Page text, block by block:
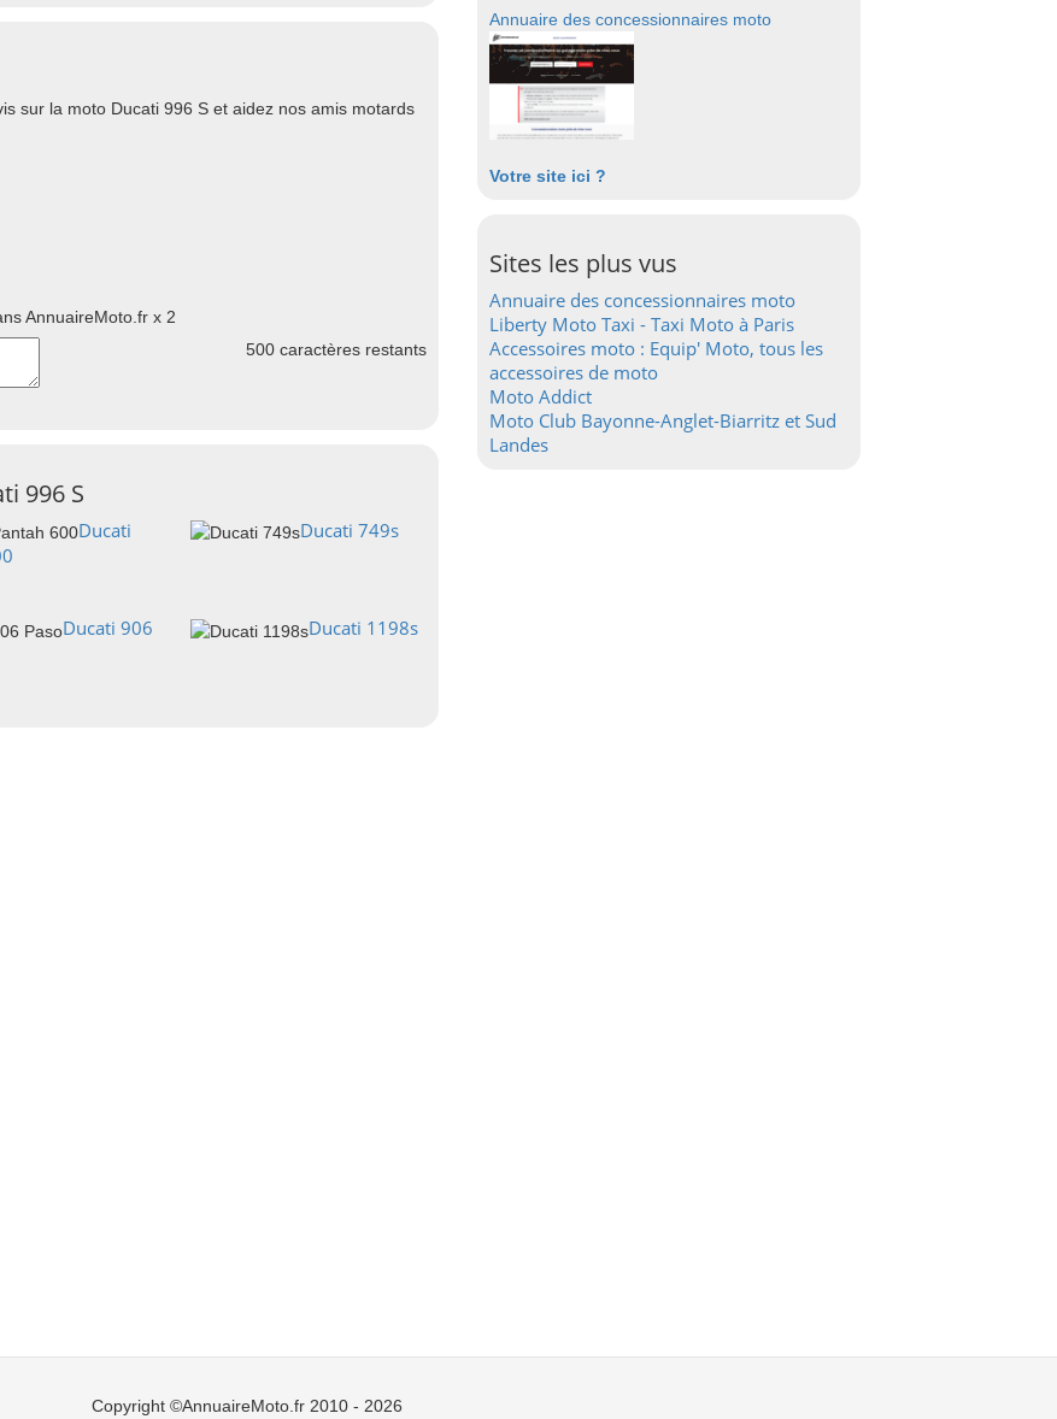
sur la moto Ducati 996 S et aidez nos amis motards
AnnuaireMoto.fr x 2
500 caractères restants
996 S
Ducati
Ducati 749s
Ducati 906
Ducati 1198s
Annuaire des concessionnaires moto
Votre site ici ?
Sites les plus vus
Annuaire des concessionnaires moto
Liberty Moto Taxi - Taxi Moto à Paris
Accessoires moto : Equip' Moto, tous les
accessoires de moto
Moto Addict
Moto Club Bayonne-Anglet-Biarritz et Sud
Landes
Copyright ©AnnuaireMoto.fr 2010 - 2026